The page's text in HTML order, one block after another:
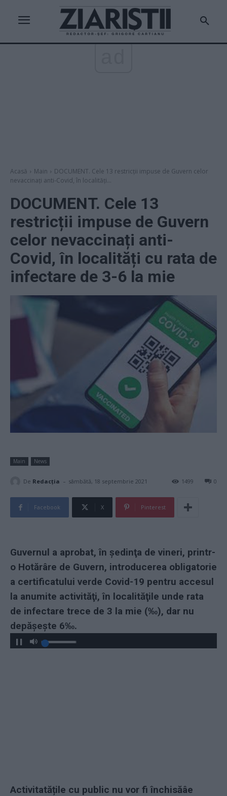
Acasă Main
DOCUMENT. Cele 13 restricții impuse de Guvern celor
nevaccinați anti-Covid, în localități...
DOCUMENT. Cele 13
restricții impuse de Guvern
celor nevaccinați anti-
Covid, în localități cu rata de
infectare de 3-6 la mie
Main News
De Redacţia - sâmbătă, 18 septembrie 2021 0
1499
Facebook X Pinterest
Guvernul a aprobat, în şedinţa de vineri, printr-
o Hotărâre de Guvern, introducerea obligatorie
a certificatului verde Covid-19 pentru accesul
la anumite activităţi, în localităţile unde rata
de infectare trece de 3 la mie (‰), dar nu
depășește 6‰.
Activitatățile cu public nu vor fi închisăâe